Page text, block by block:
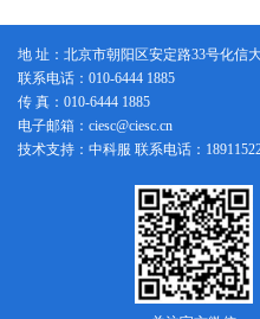
地 址：北京市朝阳区安定路33号化信
联系电话：010-6444 1885
传 真：010-6444 1885
电子邮箱：ciesc@ciesc.cn
技术支持：中科服 联系电话：